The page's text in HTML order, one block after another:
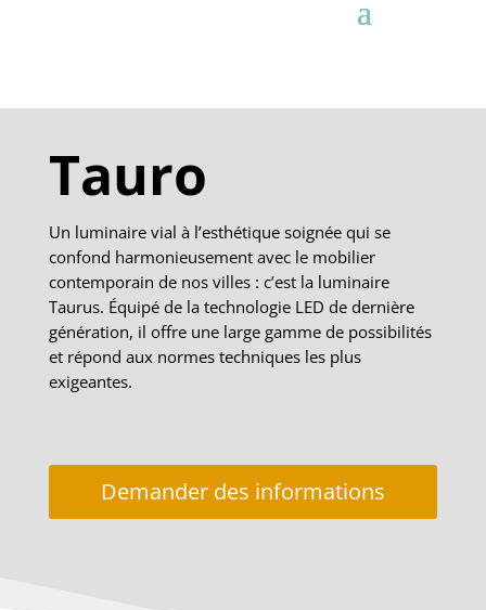
Tauro
Un luminaire vial à l’esthétique soignée qui se
confond harmonieusement avec le mobilier
contemporain de nos villes : c’est la luminaire
Taurus. Équipé de la technologie LED de dernière
génération, il offre une large gamme de possibilités
et répond aux normes techniques les plus
exigeantes.
Demander des informations